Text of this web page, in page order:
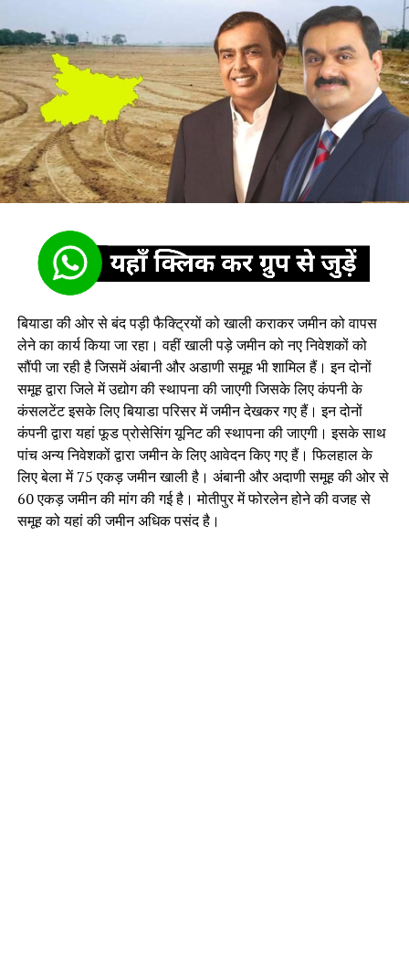
बियाडा की ओर से बंद पड़ी फैक्ट्रियों को खाली कराकर जमीन को वापस
लेने का कार्य किया जा रहा। वहीं खाली पड़े जमीन को नए निवेशकों को
सौंपी जा रही है जिसमें अंबानी और अडाणी समूह भी शामिल हैं। इन दोनों
समूह द्वारा जिले में उद्योग की स्थापना की जाएगी जिसके लिए कंपनी के
कंसलटेंट इसके लिए बियाडा परिसर में जमीन देखकर गए हैं। इन दोनों
कंपनी द्वारा यहां फूड प्रोसेसिंग यूनिट की स्थापना की जाएगी। इसके साथ
पांच अन्य निवेशकों द्वारा जमीन के लिए आवेदन किए गए हैं। फिलहाल के
लिए बेला में 75 एकड़ जमीन खाली है। अंबानी और अदाणी समूह की ओर से
60 एकड़ जमीन की मांग की गई है। मोतीपुर में फोरलेन होने की वजह से
समूह को यहां की जमीन अधिक पसंद है।